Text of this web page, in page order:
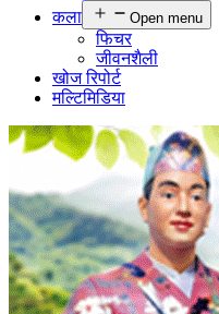
कला
Open menu
फिचर
जीवनशैली
खोज रिपोर्ट
मल्टिमिडिया